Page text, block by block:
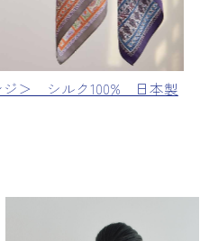
ジ＞ シルク100% 日本製